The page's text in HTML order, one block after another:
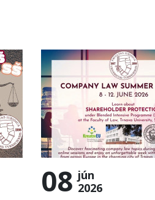
08 jún
2026